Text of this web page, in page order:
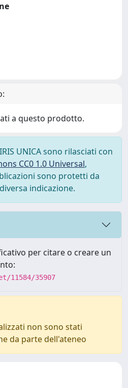
a questo prodotto.
UNICA sono rilasciati con
CC0 1.0 Universal,
sono protetti da
indicazione.
per citare o creare un
11584/35907
non sono stati
da parte dell'ateneo